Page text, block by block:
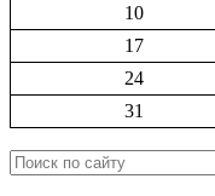
10
17
24
31
Поиск: